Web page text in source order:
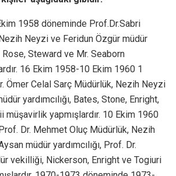
1958 döneminde Prof.Dr.Sabri
Neyzi ve Feridun Özgür müdür
Rose, Steward ve Mr. Seaborn
16 Ekim 1958-10 Ekim 1960 1
Ömer Celal Sarç Müdürlük, Nezih Neyzi
yardımcılığı, Bates, Stone, Enright,
yapmışlardır. 10 Ekim 1960
Dr. Mehmet Oluç Müdürlük, Nezih
müdür yardımcılığı, Prof. Dr.
vekilliği, Nickerson, Enright ve Togiuri